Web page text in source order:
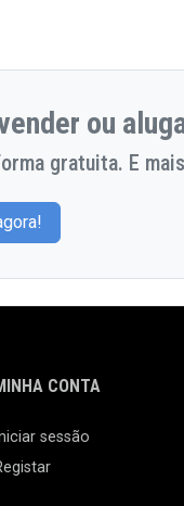
ou
gratuita. E
CONTA
sessão